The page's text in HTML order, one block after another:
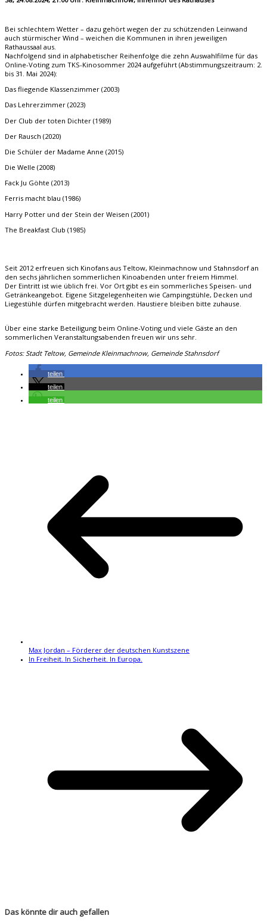
Bei schlechtem Wetter – dazu gehört wegen der zu schützenden Leinwand
auch stürmischer Wind – weichen die Kommunen in ihren jeweiligen
Rathaussaal aus.
Nachfolgend sind in alphabetischer Reihenfolge die zehn Auswahlfilme für das
Online-Voting zum TKS-Kinosommer 2024 aufgeführt (Abstimmungszeitraum: 2.
bis 31. Mai 2024):
Das fliegende Klassenzimmer (2003)
Das Lehrerzimmer (2023)
Der Club der toten Dichter (1989)
Der Rausch (2020)
Die Schüler der Madame Anne (2015)
Die Welle (2008)
Fack Ju Göhte (2013)
Ferris macht blau (1986)
Harry Potter und der Stein der Weisen (2001)
The Breakfast Club (1985)
Seit 2012 erfreuen sich Kinofans aus Teltow, Kleinmachnow und Stahnsdorf an
den sechs jährlichen sommerlichen Kinoabenden unter freiem Himmel.
Der Eintritt ist wie üblich frei. Vor Ort gibt es ein sommerliches Speisen- und
Getränkeangebot. Eigene Sitzgelegenheiten wie Campingstühle, Decken und
Liegestühle dürfen mitgebracht werden. Haustiere bleiben bitte zuhause.
Über eine starke Beteiligung beim Online-Voting und viele Gäste an den
sommerlichen Veranstaltungsabenden freuen wir uns sehr.
Fotos: Stadt Teltow, Gemeinde Kleinmachnow, Gemeinde Stahnsdorf
teilen
teilen
teilen
Max Jordan – Förderer der deutschen Kunstszene
In Freiheit. In Sicherheit. In Europa.
Das könnte dir auch gefallen